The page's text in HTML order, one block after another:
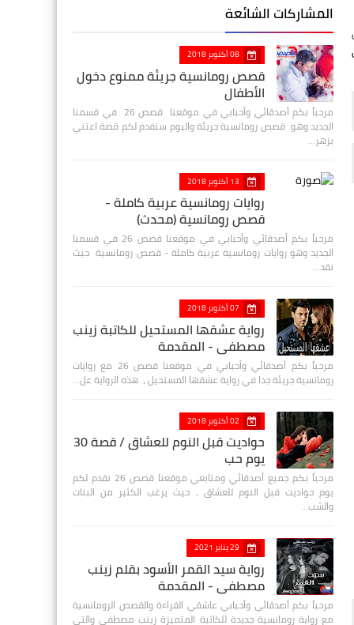
المشاركات الشائعة
08 أكتوبر 2018
قصص رومانسية جريئة ممنوع دخول
الأطفال
مرحباً بكم أصدقائي وأحبابي في موقعنا قصص 26 في قسمنا
الجديد وهو قصص رومانسية جريئة واليوم سنقدم لكم قصة اعتني
بزهر…
13 أكتوبر 2018
روايات رومانسية عربية كاملة -
قصص رومانسية (محدث)
مرحباً بكم أصدقائي وأحبابي في موقعنا قصص 26 في قسمنا
الجديد وهو روايات رومانسية عربية كاملة - قصص رومانسية حيث
نقد…
07 أكتوبر 2018
رواية عشقها المستحيل للكاتبة زينب
مصطفي - المقدمة
مرحباً بكم أصدقائي وأحبابي في موقعنا قصص 26 مع روايات
رومانسية جريئة جدا في رواية عشقها المستحيل ، هذه الرواية عل…
02 أكتوبر 2018
حواديت قبل النوم للعشاق / قصة 30
يوم حب
مرحباً بكم جميع أصدقائي ومتابعي موقعنا قصص 26 نقدم لكم
يوم حواديت قبل النوم للعشاق ، حيث يرغب الكثير من البنات
والشب…
29 يناير 2021
رواية سيد القمر الأسود بقلم زينب
مصطفي - المقدمة
مرحباً بكم أصدقائي وأحبابي عاشقي القراءة والقصص الرومانسية
مع رواية رومانسية جديدة للكاتبة المتميزة زينب مصطفى والتي